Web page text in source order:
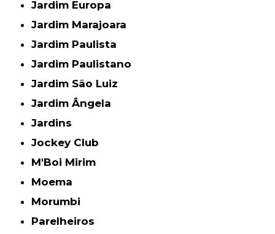
Jardim Europa
Jardim Marajoara
Jardim Paulista
Jardim Paulistano
Jardim São Luiz
Jardim Ângela
Jardins
Jockey Club
M'Boi Mirim
Moema
Morumbi
Parelheiros